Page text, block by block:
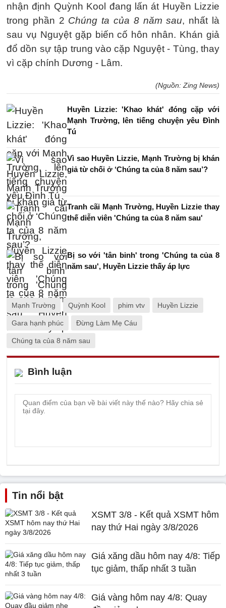
nhận định Quỳnh Kool đang lấn át Huyền Lizzie
trong phần 2 Chúng ta của 8 năm sau, nhất là
sau vụ Nguyệt gặp biến cố hôn nhân. Khán giả
đổ dồn sự tập trung vào cặp Nguyệt - Tùng, thay
vì cặp chính Dương - Lâm.
(Nguồn: Zing News)
Huyền Lizzie: 'Khao khát' đóng cặp với
Mạnh Trường, lên tiếng chuyện yêu Đình
Tú
Vì sao Huyền Lizzie, Mạnh Trường bị khán
giả từ chối ở ‘Chúng ta của 8 năm sau’?
Tranh cãi Mạnh Trường, Huyền Lizzie thay
thế diễn viên 'Chúng ta của 8 năm sau'
Bị so với 'tân binh' trong 'Chúng ta của 8
năm sau', Huyền Lizzie thấy áp lực
Mạnh Trường Quỳnh Kool phim vtv Huyền Lizzie
Gara hạnh phúc Đừng Làm Mẹ Cáu
Chúng ta của 8 năm sau
Bình luận
Tin nổi bật
XSMT 3/8 - Kết quả XSMT hôm
nay thứ Hai ngày 3/8/2026
Giá xăng dầu hôm nay 4/8: Tiếp
tục giảm, thấp nhất 3 tuần
Giá vàng hôm nay 4/8: Quay